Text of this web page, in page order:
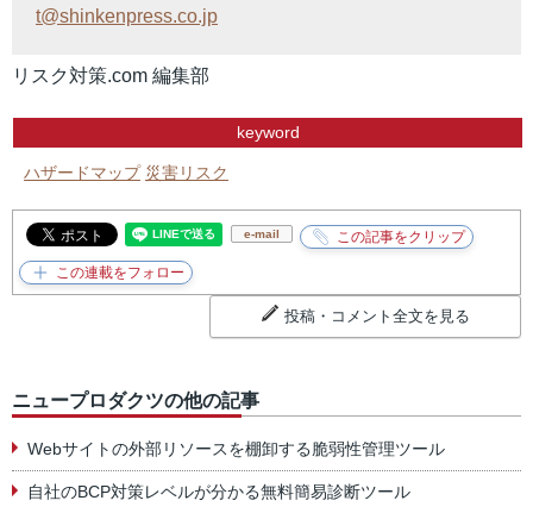
t@shinkenpress.co.jp
リスク対策.com 編集部
keyword
ハザードマップ 災害リスク
e-mail
投稿・コメント全文を見る
ニュープロダクツの他の記事
Webサイトの外部リソースを棚卸する脆弱性管理ツール
自社のBCP対策レベルが分かる無料簡易診断ツール